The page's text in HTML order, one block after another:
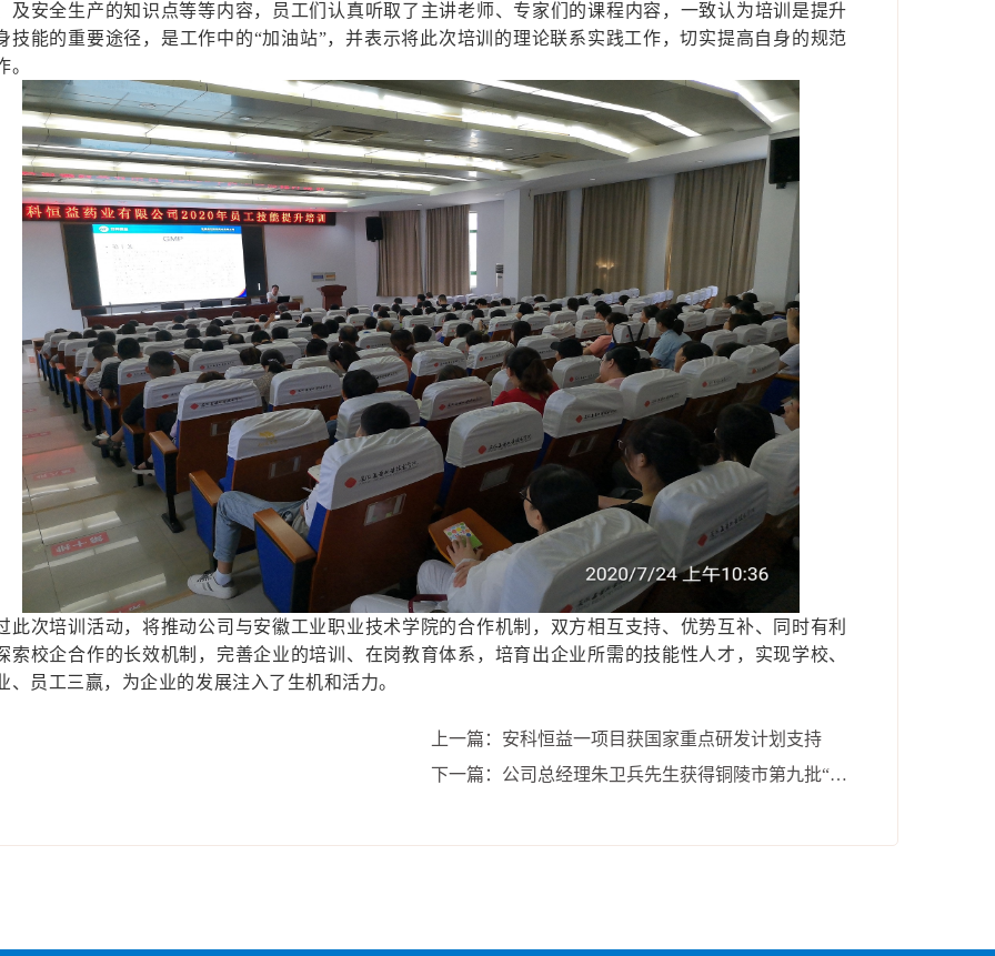
及安全生产的知识点等等内容，员工们认真听取了主讲老师、专家们的课程内容，一致认为培训是提升
技能的重要途径，是工作中的“加油站”，并表示将此次培训的理论联系实践工作，切实提高自身的规范
。
此次培训活动，将推动公司与安徽工业职业技术学院的合作机制，双方相互支持、优势互补、同时有利
索校企合作的长效机制，完善企业的培训、在岗教育体系，培育出企业所需的技能性人才，实现学校、
、员工三赢，为企业的发展注入了生机和活力。
上一篇：安科恒益一项目获国家重点研发计划支持
下一篇：公司总经理朱卫兵先生获得铜陵市第九批“拔尖人才”荣誉称号